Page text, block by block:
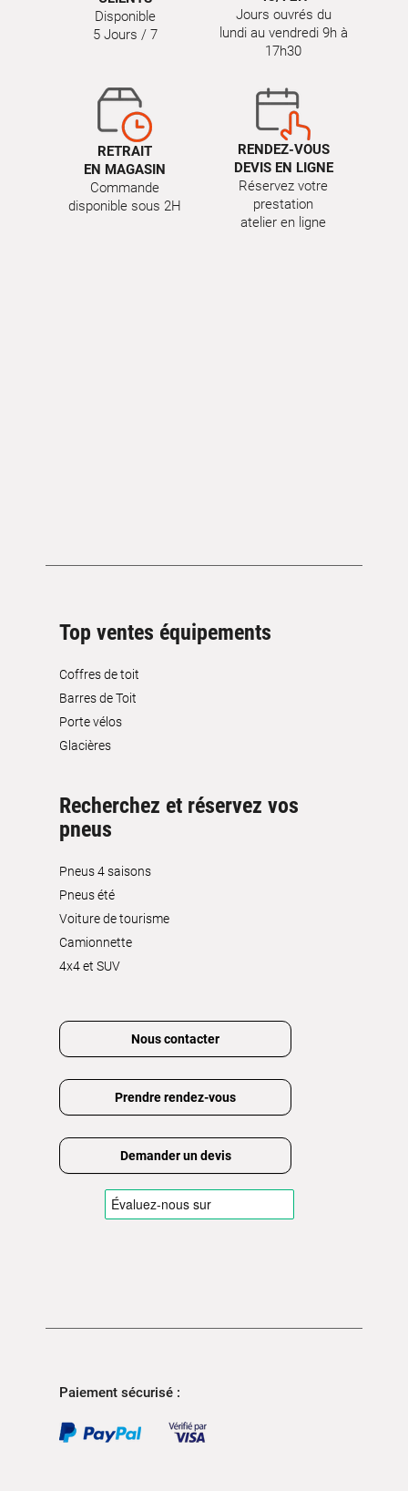
Disponible
5 Jours / 7
Jours ouvrés du
lundi au vendredi 9h à
17h30
RETRAIT
EN MAGASIN
Commande
disponible sous 2H
RENDEZ-VOUS
DEVIS EN LIGNE
Réservez votre
prestation
atelier en ligne
Top ventes équipements
Coffres de toit
Barres de Toit
Porte vélos
Glacières
Recherchez et réservez vos
pneus
Pneus 4 saisons
Pneus été
Voiture de tourisme
Camionnette
4x4 et SUV
Nous contacter
Prendre rendez-vous
Demander un devis
Paiement sécurisé :